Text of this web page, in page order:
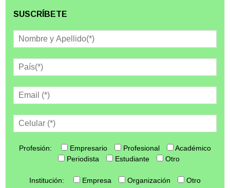
SUSCRÍBETE
Profesión: Empresario Profesional
Académico
Periodista
Estudiante Otro
Institución: Empresa Organización Otro